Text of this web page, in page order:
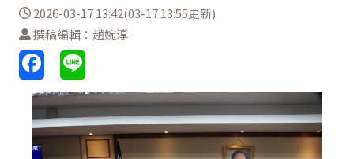
2026-03-17 13:42(03-17 13:55更新)
撰稿編輯：趙婉淳